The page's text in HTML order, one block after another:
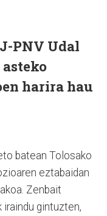
PNV Udal
harira hau
batean Tolosako
eztabaidan
Zenbait
gintuzten,